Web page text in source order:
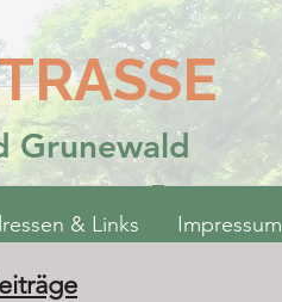
Grunewald
& Links Impressum